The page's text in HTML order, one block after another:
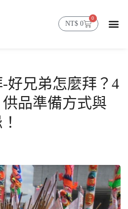
NT$ 0
0
好兄弟怎麼拜？4
品準備方式與